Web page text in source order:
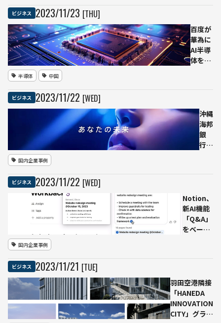
登場
ビジネス 2023/11/23 [THU]
百度が
華為に
AI半導
体を発
対応
し、
NVIDIA
依存か
半導体 中国
ビジネス 2023/11/22 [WED]
沖縄
海邦
銀
行、
制作
した
企業
CM
機関
では
初の
試み
国内企業事例
ビジネス 2023/11/22 [WED]
Notion、
新AI機能
「Q&A」
をベータ
国内企業事例
ビジネス 2023/11/21 [TUE]
羽田空港隣接
「HANEDA
INNOVATION
CITY」グラン